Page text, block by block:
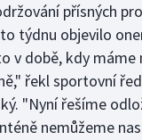
přísných
týdnu objevilo
v době, kdy máme
řekl sportovní
"Nyní řešíme
nemůžeme